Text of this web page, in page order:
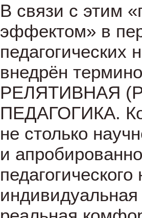
В связи с этим
эффектом» в
внедрён
РЕЛЯТИВНАЯ
ПЕДАГОГИКА.
не столько
и